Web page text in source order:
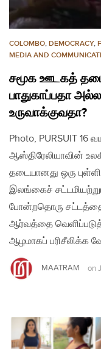
COLOMBO, DEMOCRACY,
MEDIA AND
சமூக ஊடகத்
பாதுகாப்பதா
உருவாக்குவதா?
Photo, PURSUIT 16
ஆஸ்திரேலியாவின்
தடையானது ஒரு
இலங்கைச்
போன்றதொரு சட்டத்தை
ஆர்வத்தை
ஆழமாகப் பரிசீலிக்க
MAATRAM on